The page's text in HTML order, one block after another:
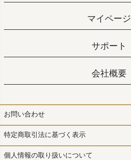
マイページ
サポート
会社概要
お問い合わせ
特定商取引法に基づく表示
個人情報の取り扱いについて